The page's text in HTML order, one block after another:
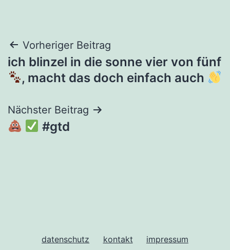
Beitragsnavigation
Vorheriger Beitrag
ich blinzel in die sonne vier von fünf
, macht das doch einfach auch
Nächster Beitrag
#gtd
datenschutz kontakt impressum